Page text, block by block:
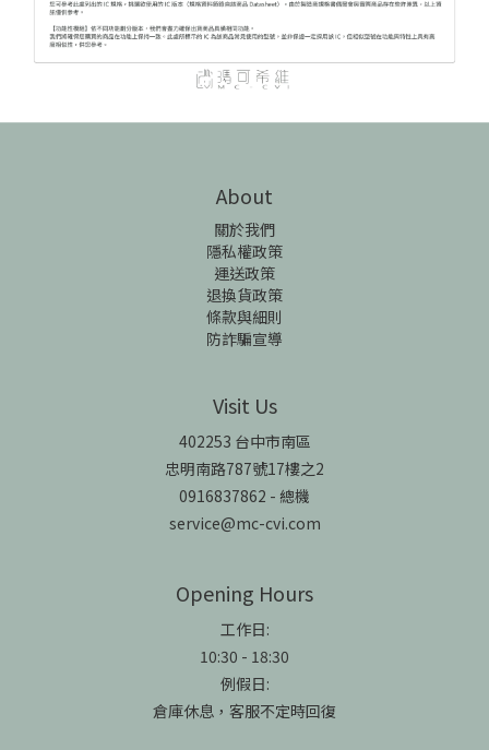
About
關於我們
隱私權政策
運送政策
退換貨政策
條款與細則
防詐騙宣導
Visit Us
402253 台中市南區
忠明南路787號17樓之2
0916837862 - 總機
service@mc-cvi.com
Opening Hours
工作日:
10:30 - 18:30
例假日:
倉庫休息，客服不定時回復